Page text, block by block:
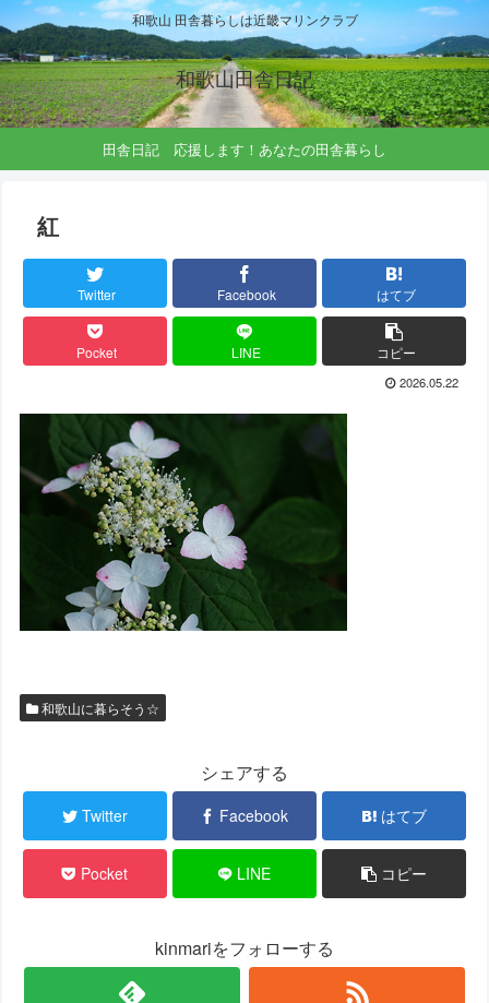
和歌山 田舎暮らしは近畿マリンクラブ
和歌山田舎日記
田舎日記 応援します！あなたの田舎暮らし
紅
Twitter Facebook はてブ
Pocket LINE コピー
2026.05.22
和歌山に暮らそう☆
シェアする
Twitter Facebook はてブ
Pocket LINE コピー
kinmariをフォローする